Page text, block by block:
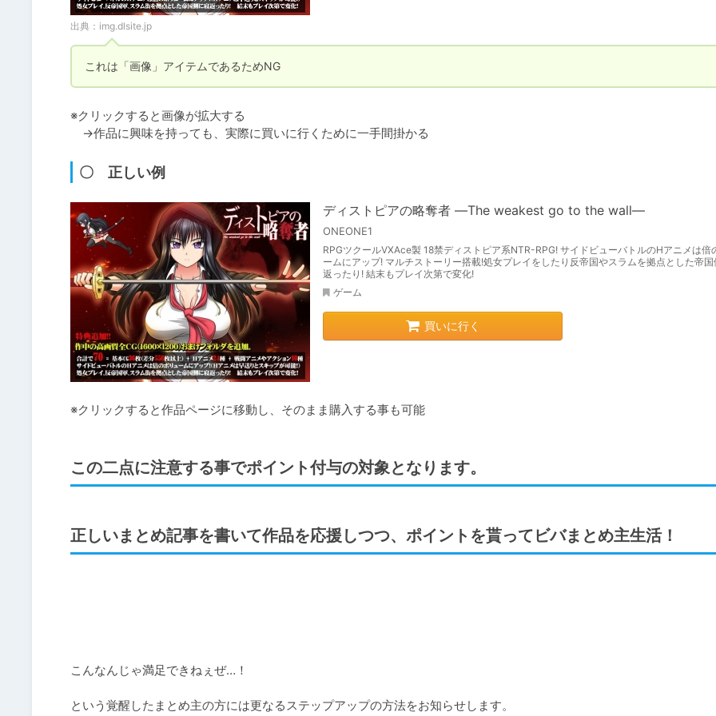
出典： img.dlsite.jp
これは「画像」アイテムであるためNG
※クリックすると画像が拡大する
→作品に興味を持っても、実際に買いに行くために一手間掛かる
〇 正しい例
ディストピアの略奪者 ―The weakest go to the wall―
ONEONE1
RPGツクールVXAce製 18禁ディストピア系NTR-RPG! サイドビューバトルのHアニメは倍
ームにアップ! マルチストーリー搭載!処女プレイをしたり反帝国やスラムを拠点とした帝
返ったり! 結末もプレイ次第で変化!
ゲーム
買いに行く
※クリックすると作品ページに移動し、そのまま購入する事も可能
この二点に注意する事でポイント付与の対象となります。
正しいまとめ記事を書いて作品を応援しつつ、ポイントを貰ってビバまとめ主生活！
こんなんじゃ満足できねぇぜ…！
という覚醒したまとめ主の方には更なるステップアップの方法をお知らせします。